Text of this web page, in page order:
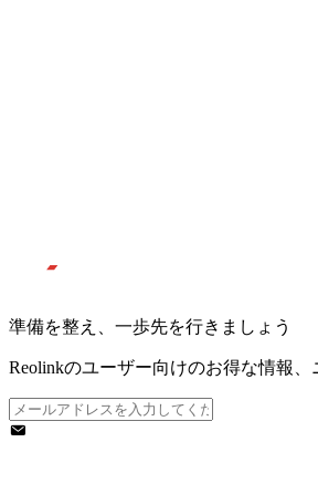
準備を整え、一歩先を行きましょう
Reolinkのユーザー向けのお得な情報